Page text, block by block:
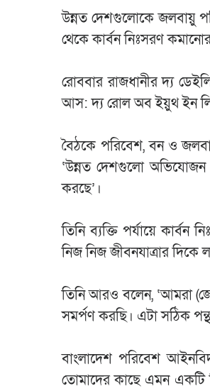
উন্নত দেশগুলোকে জলবায়ু
থেকে কার্বন নিঃসরণ
রোববার রাজধানীর দ্য
আস: দ্য রোল অব ইয়ুথ ইন
বৈঠকে পরিবেশ, বন ও
‘উন্নত দেশগুলো অভিযোজন
করছে’।
তিনি ব্যক্তি পর্যায়ে
নিজ নিজ জীবনযাত্রার দিকে
তিনি আরও বলেন, ‘আমরা
সমর্পণ করছি। এটা সঠিক
বাংলাদেশ পরিবেশ
তোমাদের কাছে এমন একটি